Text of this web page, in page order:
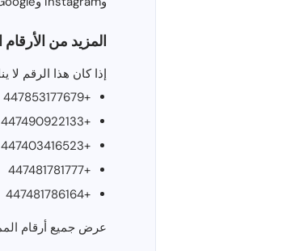
المزيد من
إذا كان هذا الرقم
+447853177679
+447490922133
+447403416523
+447481781777
+447481786164
عرض جميع أرقام